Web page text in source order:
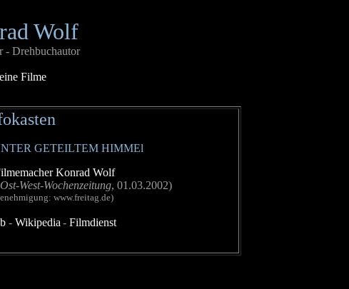
Wolf
- Drehbuchautor
Filme
GETEILTEM HIMMEl
Konrad Wolf
West-Wochenzeitung, 01.03.2002)
www.freitag.de)
- Wikipedia - Filmdienst